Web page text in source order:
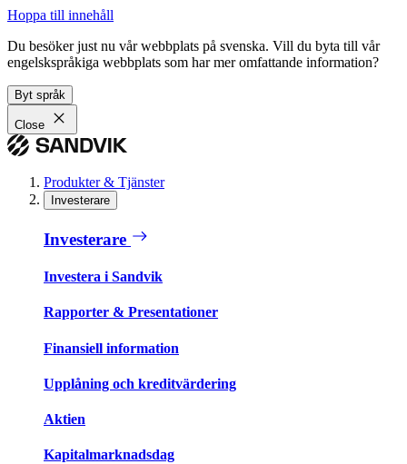
Hoppa till innehåll
Du besöker just nu vår webbplats på svenska. Vill du byta till vår
engelskspråkiga webbplats som har mer omfattande information?
Byt språk
Close
Produkter & Tjänster
Investerare
Investerare
Investera i Sandvik
Rapporter & Presentationer
Finansiell information
Upplåning och kreditvärdering
Aktien
Kapitalmarknadsdag